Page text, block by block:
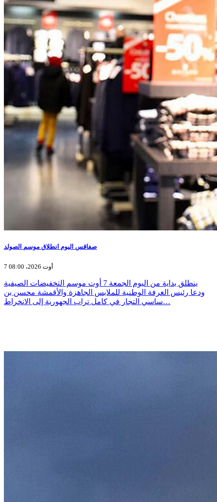
صفاقس اليوم انطلاق موسم الصولد
7 أوت 2026، 08:00
ينطلق بداية من اليوم الجمعة 7 أوت موسم التخفيضات الصيفية
ودعا رئيس الغرفة الوطنية للملابس الجاهزة والأقمشة محسن بن
ساسي التجار في كامل تراب الجهورية إلى الانخراط…